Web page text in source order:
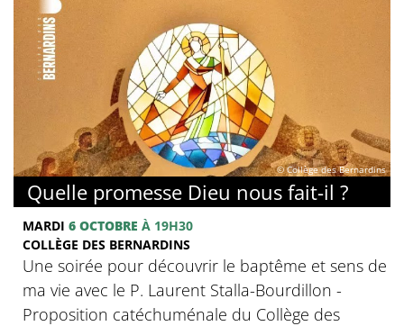
© Collège des Bernardins
Quelle promesse Dieu nous fait-il ?
MARDI 6 OCTOBRE À 19H30
COLLÈGE DES BERNARDINS
Une soirée pour découvrir le baptême et sens de
ma vie avec le P. Laurent Stalla-Bourdillon -
Proposition catéchuménale du Collège des